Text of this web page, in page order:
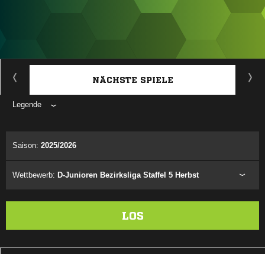
ANZEIGE
NÄCHSTE SPIELE
Legende
Saison: 2025/2026
Wettbewerb: D-Junioren Bezirksliga Staffel 5 Herbst
LOS